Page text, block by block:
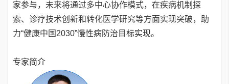
家参与，未来将通过多中心协作模式，在疾病机制探
索、诊疗技术创新和转化医学研究等方面实现突破，助
力“健康中国2030”慢性病防治目标实现。
专家简介